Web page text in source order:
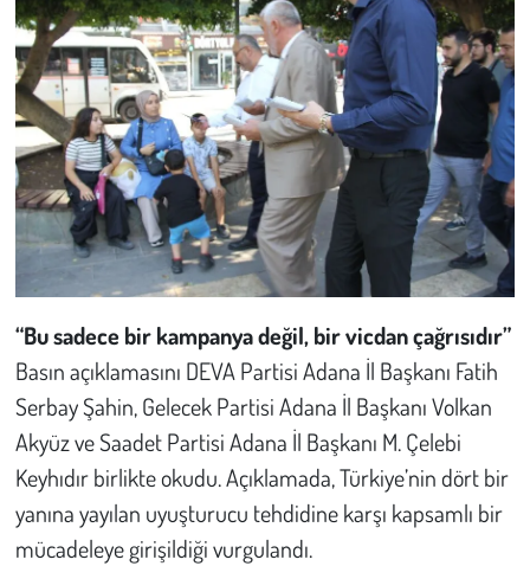
“Bu sadece bir kampanya değil, bir vicdan çağrısıdır”
Basın açıklamasını DEVA Partisi Adana İl Başkanı Fatih
Serbay Şahin, Gelecek Partisi Adana İl Başkanı Volkan
Akyüz ve Saadet Partisi Adana İl Başkanı M. Çelebi
Keyhıdır birlikte okudu. Açıklamada, Türkiye’nin dört bir
yanına yayılan uyuşturucu tehdidine karşı kapsamlı bir
mücadeleye girişildiği vurgulandı.
Galeri
Günün İçinden
Vefat İlanları
Tarih
Hukuk
Son Dakika
Kent